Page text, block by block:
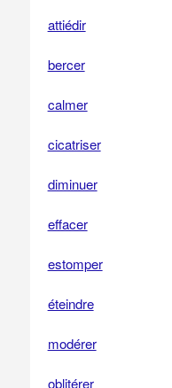
attiédir
bercer
calmer
cicatriser
diminuer
effacer
estomper
éteindre
modérer
oblitérer